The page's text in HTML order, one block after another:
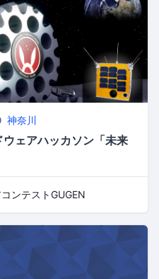
神奈川
ウェアハッカソン「未来
ンテストGUGEN